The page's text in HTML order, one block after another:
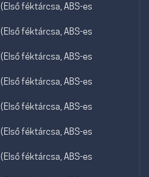
(Első féktárcsa, ABS-es
(Első féktárcsa, ABS-es
(Első féktárcsa, ABS-es
(Első féktárcsa, ABS-es
(Első féktárcsa, ABS-es
(Első féktárcsa, ABS-es
(Első féktárcsa, ABS-es